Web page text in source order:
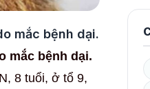
mắc bệnh dại.
mắc bệnh dại.
8 tuổi, ở tổ 9,